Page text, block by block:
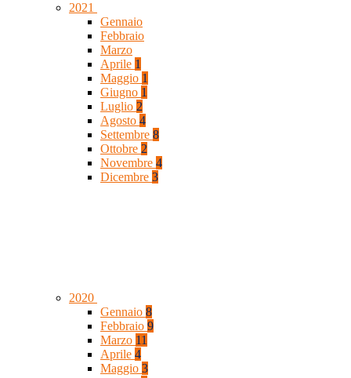
2021
Gennaio
Febbraio
Marzo
Aprile 1
Maggio 1
Giugno 1
Luglio 2
Agosto 4
Settembre 8
Ottobre 2
Novembre 4
Dicembre 3
2020
Gennaio 8
Febbraio 9
Marzo 11
Aprile 4
Maggio 3